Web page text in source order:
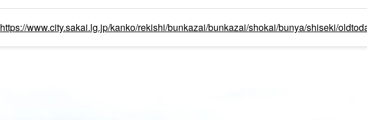
https://www.city.sakai.lg.jp/kanko/rekishi/bunkazai/bunkazai/shokai/bunya/shiseki/